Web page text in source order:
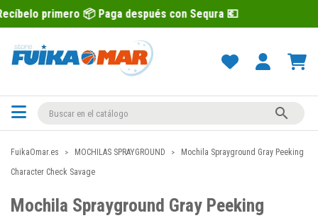
📦 Paga después con Sequra 💶

FuikaOmar.es MOCHILAS SPRAYGROUND
Mochila Sprayground Gray Peeking
Character Check Savage
Mochila Sprayground Gray Peeking